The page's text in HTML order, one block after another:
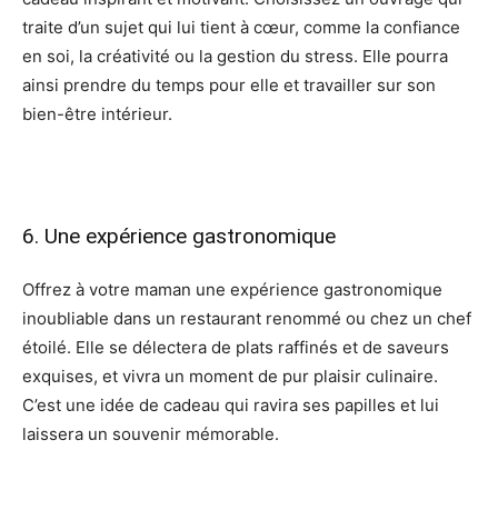
traite d’un sujet qui lui tient à cœur, comme la confiance
en soi, la créativité ou la gestion du stress. Elle pourra
ainsi prendre du temps pour elle et travailler sur son
bien-être intérieur.
6. Une expérience gastronomique
Offrez à votre maman une expérience gastronomique
inoubliable dans un restaurant renommé ou chez un chef
étoilé. Elle se délectera de plats raffinés et de saveurs
exquises, et vivra un moment de pur plaisir culinaire.
C’est une idée de cadeau qui ravira ses papilles et lui
laissera un souvenir mémorable.